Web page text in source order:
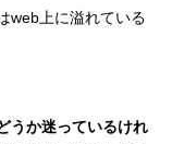
web上に溢れている
うか迷っているけれ